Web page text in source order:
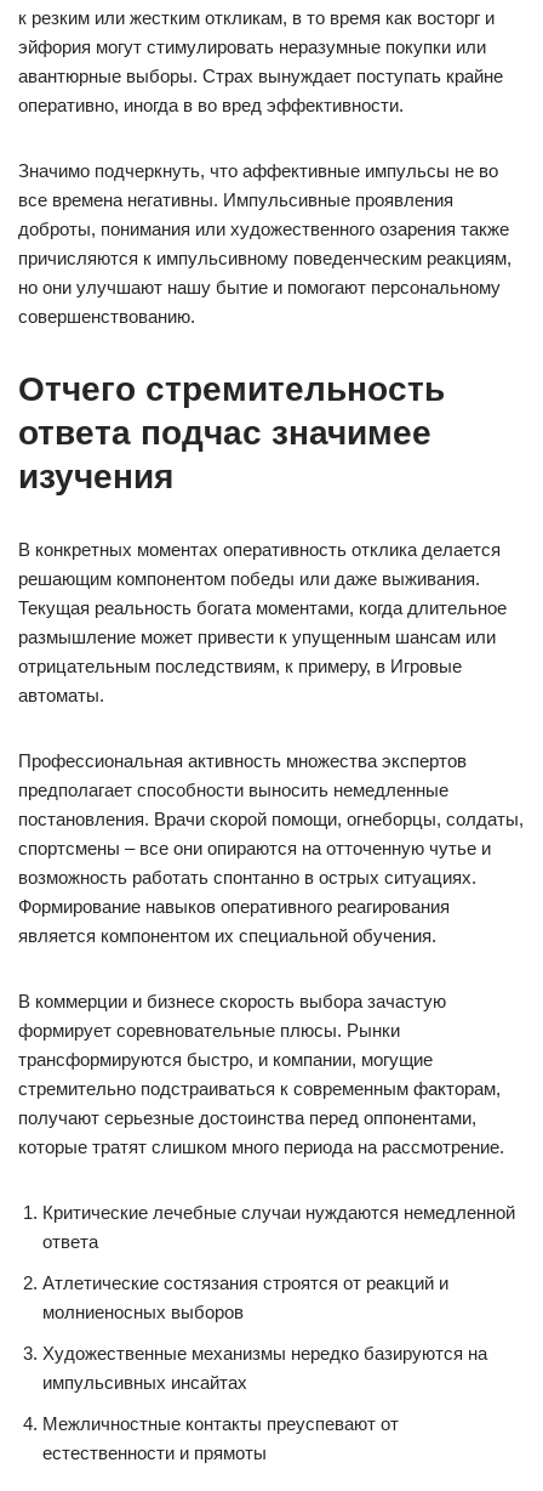
к резким или жестким откликам, в то время как восторг и
эйфория могут стимулировать неразумные покупки или
авантюрные выборы. Страх вынуждает поступать крайне
оперативно, иногда в во вред эффективности.
Значимо подчеркнуть, что аффективные импульсы не во
все времена негативны. Импульсивные проявления
доброты, понимания или художественного озарения также
причисляются к импульсивному поведенческим реакциям,
но они улучшают нашу бытие и помогают персональному
совершенствованию.
Отчего стремительность
ответа подчас значимее
изучения
В конкретных моментах оперативность отклика делается
решающим компонентом победы или даже выживания.
Текущая реальность богата моментами, когда длительное
размышление может привести к упущенным шансам или
отрицательным последствиям, к примеру, в Игровые
автоматы.
Профессиональная активность множества экспертов
предполагает способности выносить немедленные
постановления. Врачи скорой помощи, огнеборцы, солдаты,
спортсмены – все они опираются на отточенную чутье и
возможность работать спонтанно в острых ситуациях.
Формирование навыков оперативного реагирования
является компонентом их специальной обучения.
В коммерции и бизнесе скорость выбора зачастую
формирует соревновательные плюсы. Рынки
трансформируются быстро, и компании, могущие
стремительно подстраиваться к современным факторам,
получают серьезные достоинства перед оппонентами,
которые тратят слишком много периода на рассмотрение.
Критические лечебные случаи нуждаются немедленной
ответа
Атлетические состязания строятся от реакций и
молниеносных выборов
Художественные механизмы нередко базируются на
импульсивных инсайтах
Межличностные контакты преуспевают от
естественности и прямоты